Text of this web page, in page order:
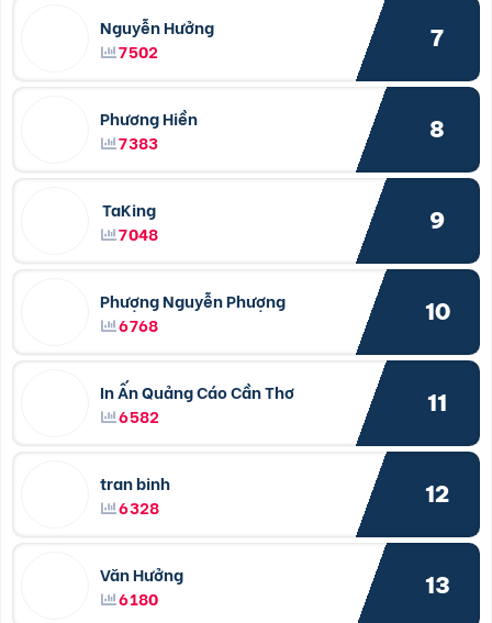
Nguyễn Hưởng
7502
7
Phương Hiền
7383
8
TaKing
7048
9
Phượng Nguyễn Phượng
6768
10
In Ấn Quảng Cáo Cần Thơ
6582
11
tran binh
6328
12
Văn Hưởng
6180
13